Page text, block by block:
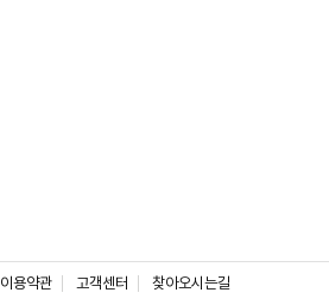
이용약관 고객센터 찾아오시는길